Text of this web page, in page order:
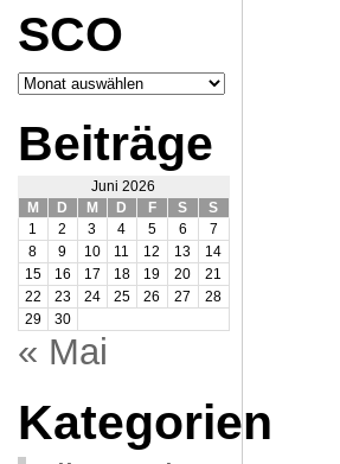
SCO
Archiv
SCO
Beiträge
Juni 2026
M
D M D F S
S
1
2 3 4 5 6
7
8
9 10 11 12 13
14
15
16 17 18 19 20
21
22
23 24 25 26 27
28
29
30
« Mai
Kategorien